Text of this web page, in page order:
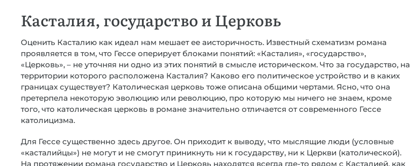
Касталия, государство и Церковь
Оценить Касталию как идеал нам мешает ее аисторичность. Известный схематизм романа
проявляется в том, что Гессе оперирует блоками понятий: «Касталия», «государство»,
«Церковь», – не уточняя ни одно из этих понятий в смысле историческом. Что за государство, на
территории которого расположена Касталия? Каково его политическое устройство и в каких
границах существует? Католическая церковь тоже описана общими чертами. Ясно, что она
претерпела некоторую эволюцию или революцию, про которую мы ничего не знаем, кроме
того, что католическая церковь в романе значительно отличается от современного Гессе
католицизма.
Для Гессе существенно здесь другое. Он приходит к выводу, что мыслящие люди (условные
«касталийцы») не могут и не смогут приникнуть ни к государству, ни к Церкви (католической).
На протяжении романа государство и Церковь находятся всегда где-то рядом с Касталией, как